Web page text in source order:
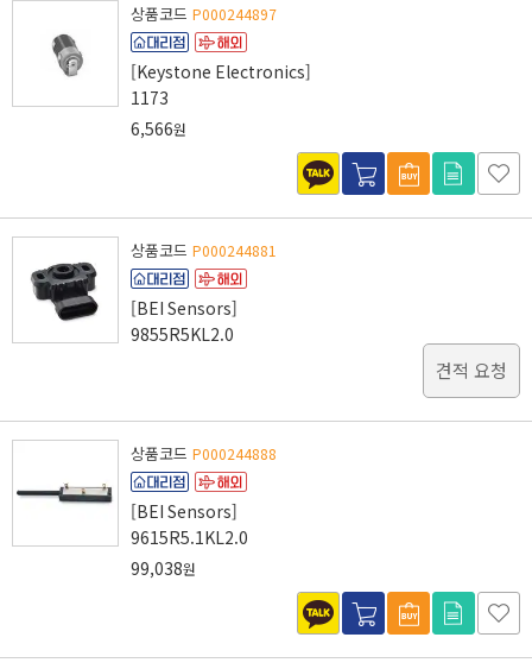
상품코드 P000244897
[Keystone Electronics]
1173
6,566원
상품코드 P000244881
[BEI Sensors]
9855R5KL2.0
견적 요청
상품코드 P000244888
[BEI Sensors]
9615R5.1KL2.0
99,038원